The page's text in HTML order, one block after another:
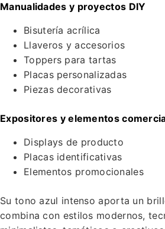
Manualidades y proyectos DIY
Bisutería acrílica
Llaveros y accesorios
Toppers para tartas
Placas personalizadas
Piezas decorativas
Expositores y elementos
Displays de producto
Placas identificativas
Elementos promocionales
Su tono azul intenso aporta un
combina con estilos modernos,